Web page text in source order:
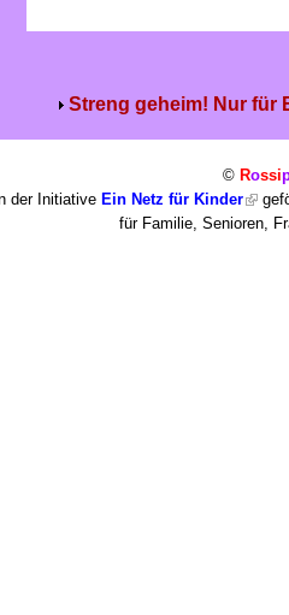
Streng geheim! Nur für
© Rossi
der Initiative Ein Netz für Kinder
für Familie, Senioren,